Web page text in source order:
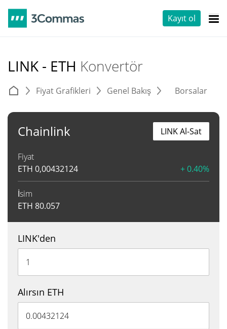
Kayıt ol
LINK - ETH Konvertör
Fiyat Grafikleri Genel Bakış Borsalar
Chainlink
Fiyat
ETH 0,00432124 + 0.40%
İsim
ETH 80.057
LINK Al-Sat
LINK'den
Alırsın ETH